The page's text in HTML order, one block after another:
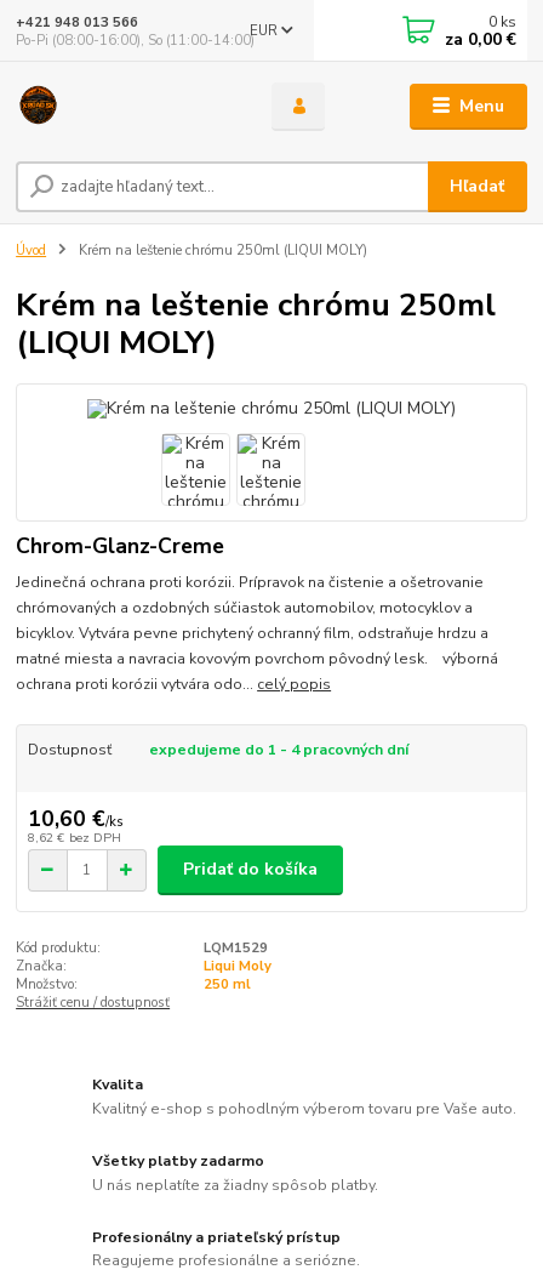
Menu
EUR
Hľadať
+421 948 013 566
Po-Pi (08:00-16:00), So (11:00-14:00)
0 ks
za 0,00 €
Úvod Krém na leštenie chrómu 250ml (LIQUI MOLY)
Krém na leštenie chrómu 250ml
(LIQUI MOLY)
Chrom-Glanz-Creme
Jedinečná ochrana proti korózii. Prípravok na čistenie a ošetrovanie
chrómovaných a ozdobných súčiastok automobilov, motocyklov a
bicyklov. Vytvára pevne prichytený ochranný film, odstraňuje hrdzu a
matné miesta a navracia kovovým povrchom pôvodný lesk. výborná
ochrana proti korózii vytvára odo... celý popis
Dostupnosť expedujeme do 1 - 4 pracovných dní
10,60 €/ks
8,62 € bez DPH
Pridať do košíka
Kód produktu:
LQM1529
Značka:
Liqui Moly
Množstvo:
250 ml
Strážiť cenu / dostupnosť
Kvalita
Kvalitný e-shop s pohodlným výberom tovaru pre Vaše auto.
Všetky platby zadarmo
U nás neplatíte za žiadny spôsob platby.
Profesionálny a priateľský prístup
Reagujeme profesionálne a seriózne.